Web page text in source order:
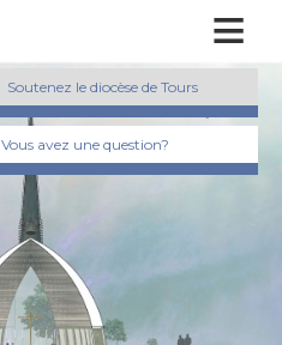
≡
Soutenez le diocèse de Tours
Vous avez une question?